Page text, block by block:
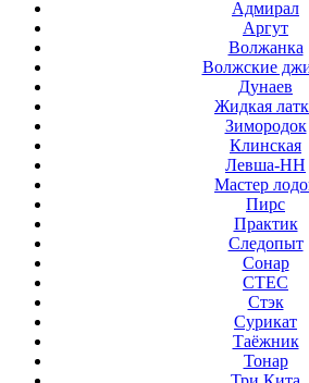
Адмирал
Аргут
Волжанка
Волжские
Дунаев
Жидкая
Зимородок
Клинская
Левша-НН
Мастер
Пирс
Практик
Следопыт
Сонар
СТЕС
Стэк
Сурикат
Таёжник
Тонар